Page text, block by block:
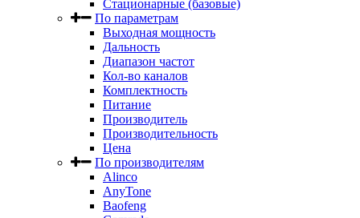
Стационарные (базовые)
По параметрам
Выходная мощность
Дальность
Диапазон частот
Кол-во каналов
Комплектность
Питание
Производитель
Производительность
Цена
По производителям
Alinco
AnyTone
Baofeng